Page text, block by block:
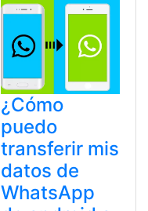
¿Cómo
puedo
transferir mis
datos de
WhatsApp